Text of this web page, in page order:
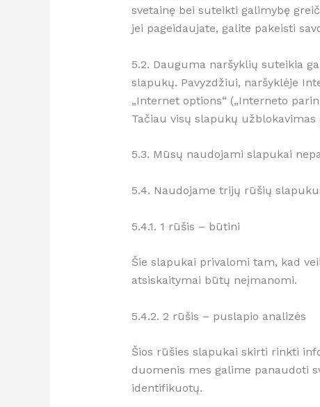
svetainę bei suteikti galimybę
jei pageidaujate, galite pakeisti
5.2. Dauguma naršyklių suteikia
slapukų. Pavyzdžiui, naršyklėje
„Internet options“ („Interneto
Tačiau visų slapukų
5.3. Mūsų naudojami slapukai
5.4. Naudojame trijų rūšių
5.4.1. 1 rūšis – būtini
Šie slapukai privalomi tam, kad
atsiskaitymai būtų neįmanomi.
5.4.2. 2 rūšis – puslapio analizės
Šios rūšies slapukai skirti rinkti
duomenis mes galime panaudoti
identifikuotų.